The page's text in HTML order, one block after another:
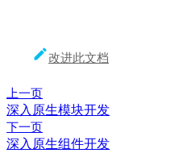
改进此文档
上一页
深入原生模块开发
下一页
深入原生组件开发